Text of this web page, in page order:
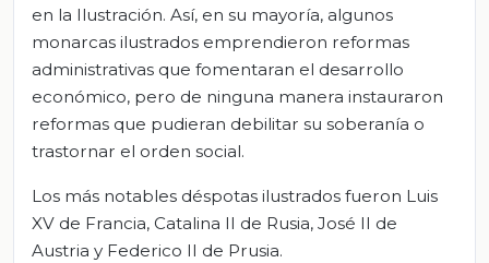
en la Ilustración. Así, en su mayoría, algunos
monarcas ilustrados emprendieron reformas
administrativas que fomentaran el desarrollo
económico, pero de ninguna manera instauraron
reformas que pudieran debilitar su soberanía o
trastornar el orden social.
Los más notables déspotas ilustrados fueron Luis
XV de Francia, Catalina II de Rusia, José II de
Austria y Federico II de Prusia.